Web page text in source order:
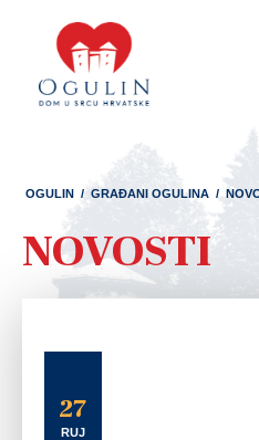
OGULIN / GRAĐANI OGULINA /
NOVOSTI
27
RUJ